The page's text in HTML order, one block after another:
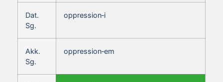
Dat.
Sg.
oppression‑i
Akk.
Sg.
oppression‑em